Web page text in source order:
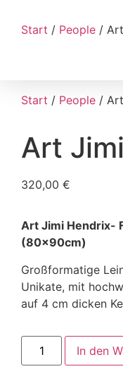
Start / People /
Start / People /
Art
320,00 €
Art Jimi Hendrix-
(80x90cm)
Großformatige
Unikate, mit
auf 4 cm dicken
In den